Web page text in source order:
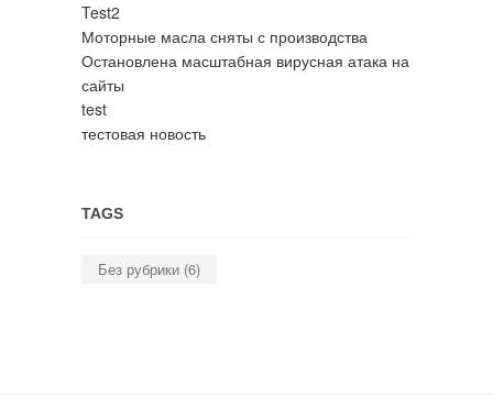
Test2
Моторные масла сняты с производства
Остановлена масштабная вирусная атака на
сайты
test
тестовая новость
TAGS
Без рубрики (6)